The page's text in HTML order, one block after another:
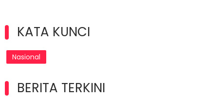
KATA KUNCI
Nasional
BERITA TERKINI